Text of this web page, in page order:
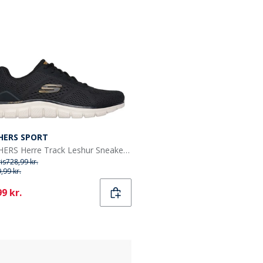
SPORT
SKECHERS Herre Track Leshur Sneakers Sort
728,99 kr.
kr.
kr.